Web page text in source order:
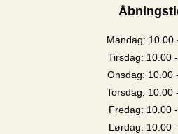
Mandag: 10.00
Tirsdag: 10.00
Onsdag: 10.00
Torsdag: 10.00
Fredag: 10.00
Lørdag: 10.00